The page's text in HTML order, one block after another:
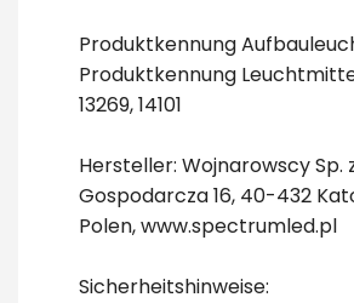
Produktkennung
Produktkennung
13269, 14101
Hersteller: Wojnarowscy Sp.
Gospodarcza 16, 40-432
Polen, www.spectrumled.pl
Sicherheitshinweise: